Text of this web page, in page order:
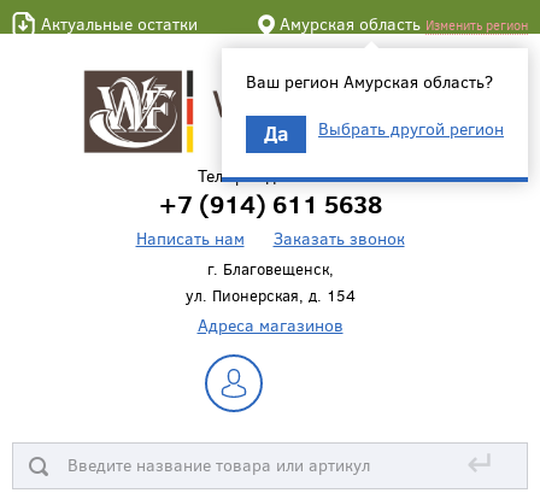
Актуальные остатки Амурская область Изменить регион
Ваш регион Амурская область?
Да Выбрать другой регион
Телефон для связи
+7 (914) 611 5638
Написать нам Заказать звонок
г. Благовещенск,
ул. Пионерская, д. 154
Адреса магазинов
↵